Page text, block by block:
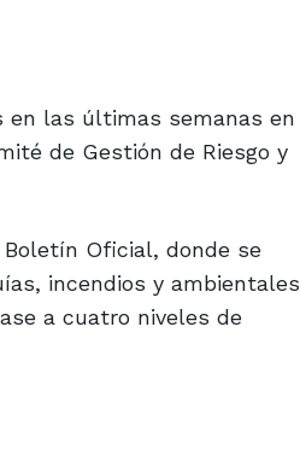
en las últimas semanas en
de Gestión de Riesgo y
Oficial, donde se
incendios y ambientales
a cuatro niveles de